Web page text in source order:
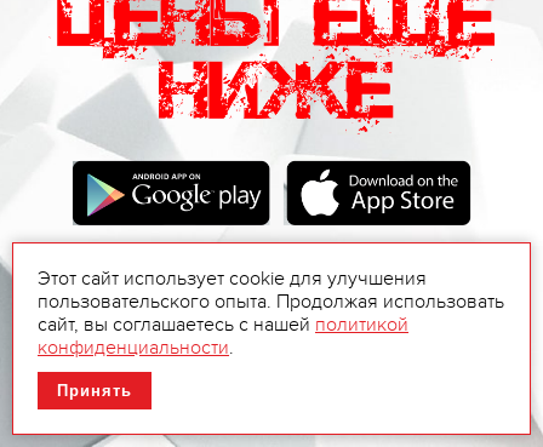
Этот сайт использует cookie для улучшения
пользовательского опыта. Продолжая использовать
сайт, вы соглашаетесь с нашей политикой
конфиденциальности.
Принять